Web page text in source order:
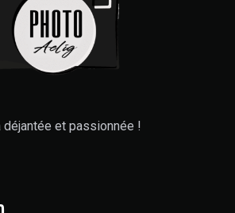
déjantée et passionnée !